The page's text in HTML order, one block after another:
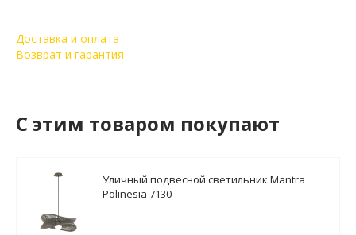
Доставка и оплата
Возврат и гарантия
C этим товаром покупают
Уличный подвесной светильник Mantra
Polinesia 7130